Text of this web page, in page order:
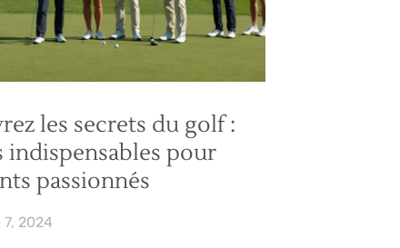
les secrets du golf :
indispensables pour
passionnés
2024